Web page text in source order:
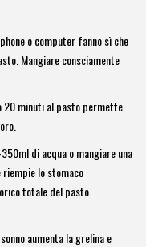
o computer fanno sì che
Mangiare consciamente
20 minuti al pasto permette
di acqua o mangiare una
lo stomaco
totale del pasto
aumenta la grelina e